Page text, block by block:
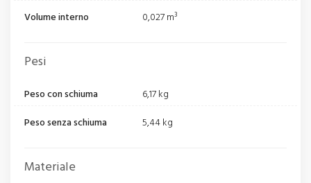
Volume interno
0,027 m³
Pesi
Peso con schiuma
6,17 kg
Peso senza schiuma
5,44 kg
Materiale